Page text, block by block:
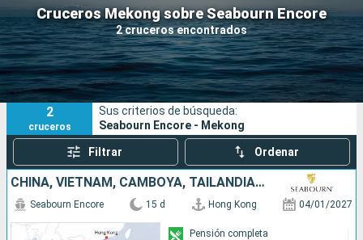
Cruceros Mekong sobre Seabourn Encore
2 cruceros encontrados
Nuestros destinos
Fecha de salida
Puertos Compañías
Buscar
2
cruceros
Sus criterios de búsqueda:
Seabourn Encore - Mekong
Filtrar Ordenar
CHINA, VIETNAM, CAMBOYA, TAILANDIA, SINGAPUR
Seabourn Encore 15 d Hong Kong 04/01/2027
Pensión completa